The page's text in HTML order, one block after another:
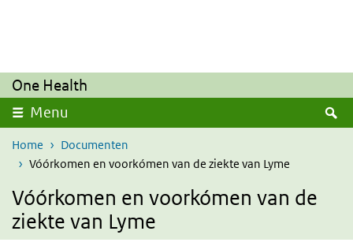
One Health
Menu
Home
Documenten
Vóórkomen en voorkómen van de ziekte van Lyme
Vóórkomen en voorkómen van de
ziekte van Lyme